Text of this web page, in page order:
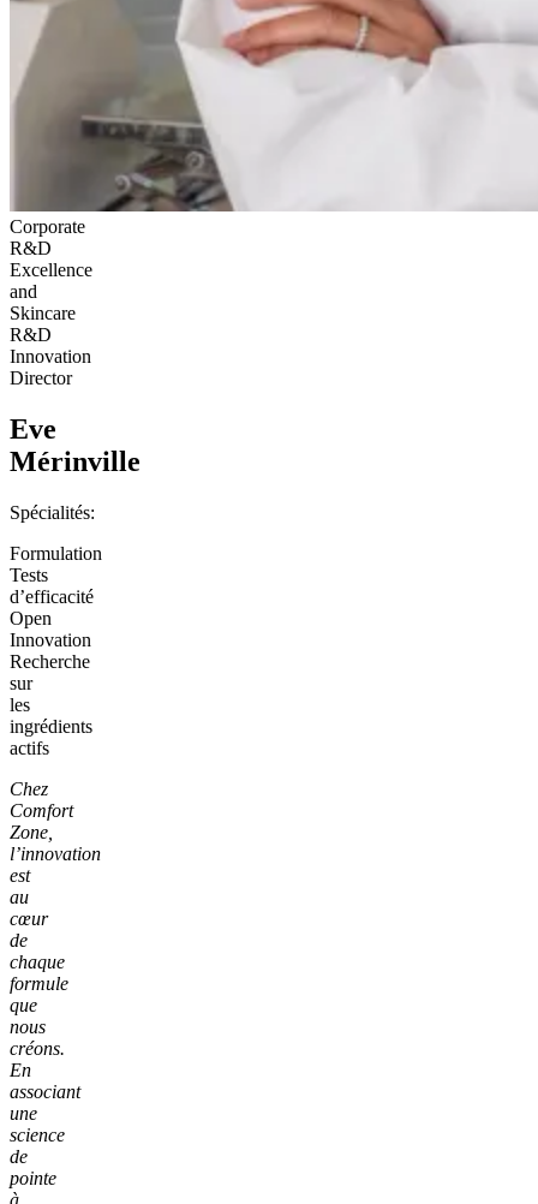
Corporate
R&D
Excellence
and
Skincare
R&D
Innovation
Director
Eve
Mérinville
Spécialités:
Formulation
Tests
d’efficacité
Open
Innovation
Recherche
sur
les
ingrédients
actifs
Chez
Comfort
Zone,
l’innovation
est
au
cœur
de
chaque
formule
que
nous
créons.
En
associant
une
science
de
pointe
à